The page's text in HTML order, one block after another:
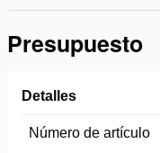
Presupuesto
Detalles
Número de artículo